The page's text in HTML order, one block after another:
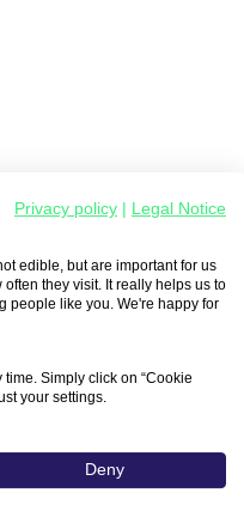
Privacy policy
Legal Notice
edible, but are important for us
they visit. It really helps us to
people like you. We're happy for
Simply click on “Cookie
your settings.
Deny